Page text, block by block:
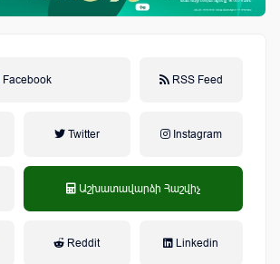
Facebook RSS Feed
Twitter Instagram
Աշխատավարձի Հաշվիչ
Reddit Linkedin